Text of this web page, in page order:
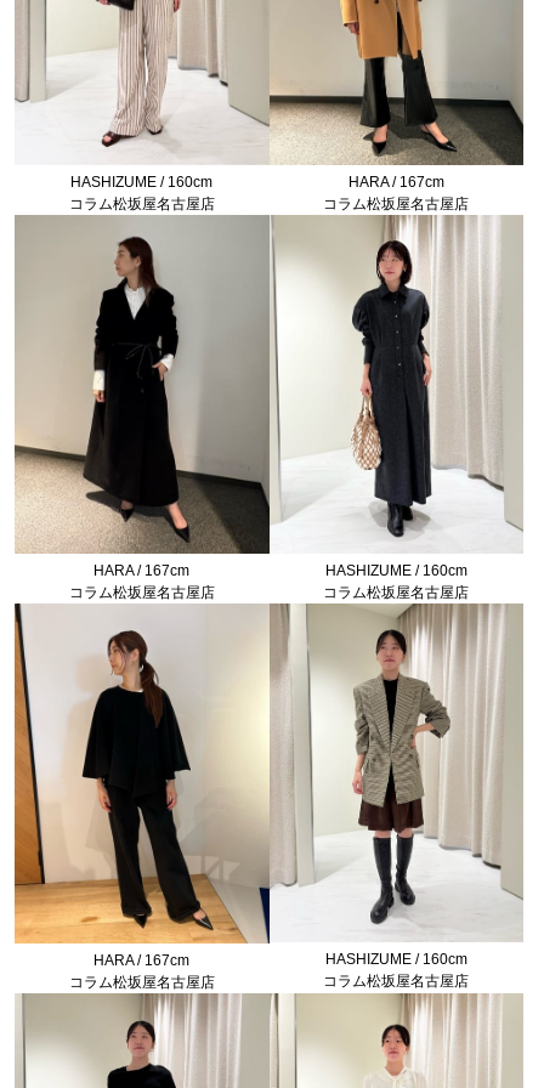
HASHIZUME / 160cm
コラム松坂屋名古屋店
HARA / 167cm
コラム松坂屋名古屋店
HARA / 167cm
コラム松坂屋名古屋店
HASHIZUME / 160cm
コラム松坂屋名古屋店
HARA / 167cm
コラム松坂屋名古屋店
HASHIZUME / 160cm
コラム松坂屋名古屋店